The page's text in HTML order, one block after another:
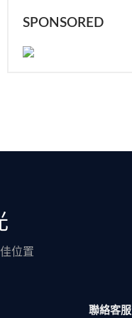
SPONSORED
位置
聯絡客服